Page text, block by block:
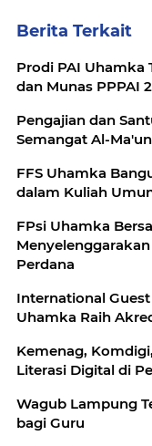
Berita Terkait
Prodi PAI Uhamka
dan Munas PPPAI
Pengajian dan
Semangat Al-
FFS Uhamka
dalam Kuliah
FPsi Uhamka
Perdana
International
Uhamka Raih
Kemenag,
Literasi Digital di
Wagub Lampung
bagi Guru